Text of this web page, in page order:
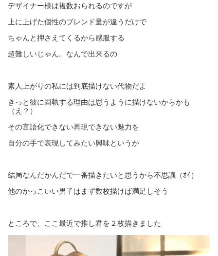
デザイナー様は複数おられるのですが
上に上げた個性のブレンド量が違うだけで
ちゃんと押さえてくるから感服する
超難しいじゃん。なんで出来るの
素人上がりの私には到底描けない代物だよ
きっと彼に固執する理由は思うように描けないからかも
（え？）
その言語化できない再現できない魅力を
自分の手で表現してみたい興味というか
結局なんだかんだで一番描きたいと思うから不思議（ｵｲ）
他のかっこいい男子はまず数枚描けば満足しそう
ところで、ここ最近で推し君を２枚描きました